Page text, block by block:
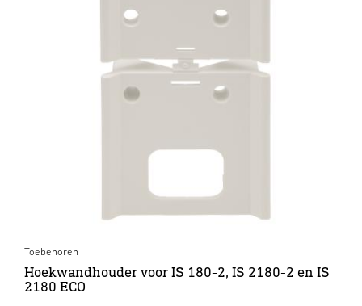
Toebehoren
Hoekwandhouder voor IS 180-2, IS 2180-2 en IS
2180 ECO